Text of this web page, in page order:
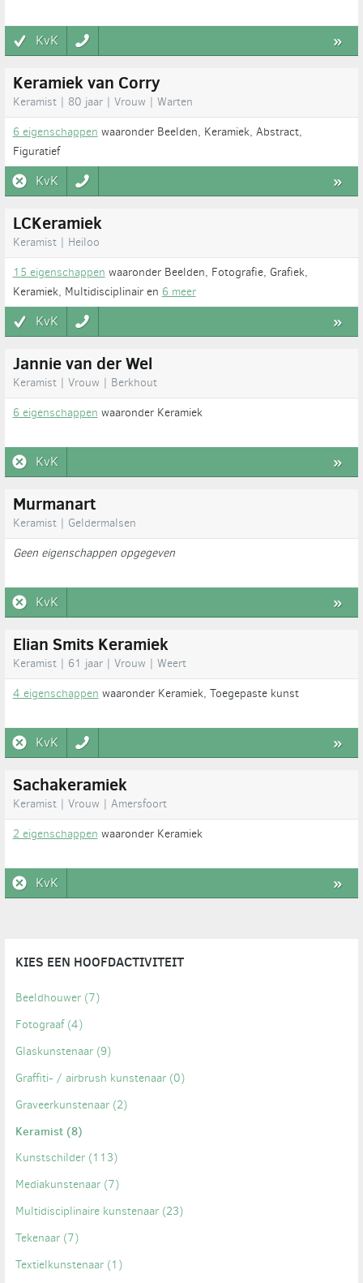
KvK »
Keramiek van Corry
Keramist | 80 jaar | Vrouw | Warten
6 eigenschappen waaronder Beelden, Keramiek, Abstract,
Figuratief
KvK »
LCKeramiek
Keramist | Heiloo
15 eigenschappen waaronder Beelden, Fotografie, Grafiek,
Keramiek, Multidisciplinair en 6 meer
KvK »
Jannie van der Wel
Keramist | Vrouw | Berkhout
6 eigenschappen waaronder Keramiek
KvK »
Murmanart
Keramist | Geldermalsen
Geen eigenschappen opgegeven
KvK »
Elian Smits Keramiek
Keramist | 61 jaar | Vrouw | Weert
4 eigenschappen waaronder Keramiek, Toegepaste kunst
KvK »
Sachakeramiek
Keramist | Vrouw | Amersfoort
2 eigenschappen waaronder Keramiek
KvK »
KIES EEN HOOFDACTIVITEIT
Beeldhouwer(7)
Fotograaf(4)
Glaskunstenaar(9)
Graffiti- / airbrush kunstenaar(0)
Graveerkunstenaar(2)
Keramist(8)
Kunstschilder(113)
Mediakunstenaar(7)
Multidisciplinaire kunstenaar(23)
Tekenaar(7)
Textielkunstenaar(1)